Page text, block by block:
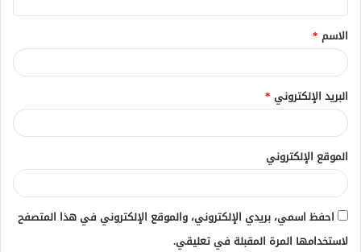
ق
*
الاسم *
البريد الإلكتروني *
الموقع الإلكتروني
احفظ اسمي، بريدي الإلكتروني، والموقع الإلكتروني في هذا المتصفح
لاستخدامها المرة المقبلة في تعليقي.